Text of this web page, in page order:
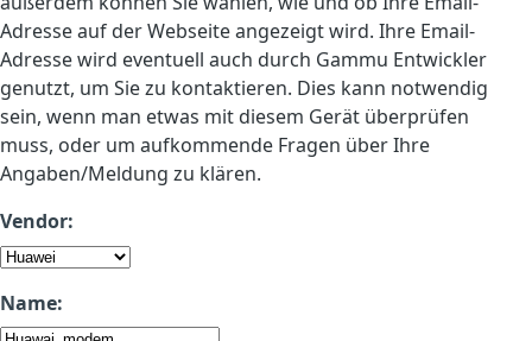
Adresse auf der Webseite angezeigt wird. Ihre Email-
Adresse wird eventuell auch durch Gammu Entwickler
genutzt, um Sie zu kontaktieren. Dies kann notwendig
sein, wenn man etwas mit diesem Gerät überprüfen
muss, oder um aufkommende Fragen über Ihre
Angaben/Meldung zu klären.
Vendor:
Name: